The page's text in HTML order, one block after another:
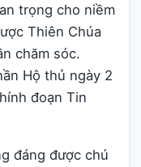
trọng cho niềm
Thiên Chúa
chăm sóc.
Hộ thủ ngày 2
đoạn Tin
đáng được chú